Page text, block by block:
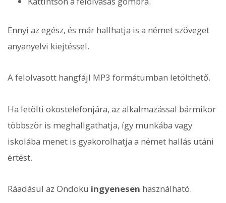
Ennyi az egész, és már hallhatja is a német szöveget
anyanyelvi kiejtéssel.
A felolvasott hangfájl MP3 formátumban letölthető.
Ha letölti okostelefonjára, az alkalmazással bármikor
többször is meghallgathatja, így munkába vagy
iskolába menet is gyakorolhatja a német hallás utáni
értést.
Ráadásul az Ondoku ingyenesen használható.